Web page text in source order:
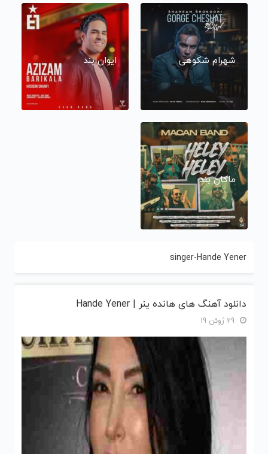
شهرام شکوهی ایوان بند
ماکان بند
singer-Hande Yener
دانلود آهنگ های هانده ینر | Hande Yener